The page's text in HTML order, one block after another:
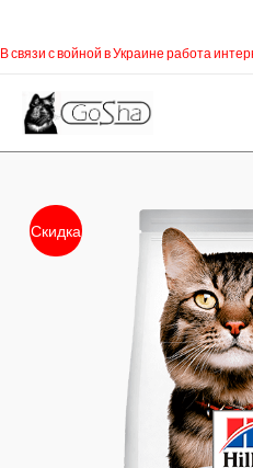
В связи с войной в Украине работа
Скидка